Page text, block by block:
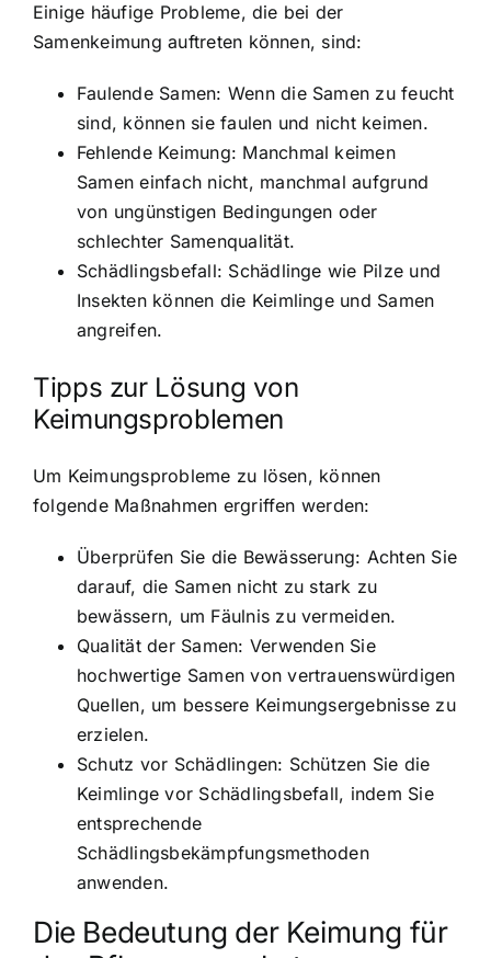
Einige häufige Probleme, die bei der
Samenkeimung auftreten können, sind:
Faulende Samen: Wenn die Samen zu feucht
sind, können sie faulen und nicht keimen.
Fehlende Keimung: Manchmal keimen
Samen einfach nicht, manchmal aufgrund
von ungünstigen Bedingungen oder
schlechter Samenqualität.
Schädlingsbefall: Schädlinge wie Pilze und
Insekten können die Keimlinge und Samen
angreifen.
Tipps zur Lösung von
Keimungsproblemen
Um Keimungsprobleme zu lösen, können
folgende Maßnahmen ergriffen werden:
Überprüfen Sie die Bewässerung: Achten Sie
darauf, die Samen nicht zu stark zu
bewässern, um Fäulnis zu vermeiden.
Qualität der Samen: Verwenden Sie
hochwertige Samen von vertrauenswürdigen
Quellen, um bessere Keimungsergebnisse zu
erzielen.
Schutz vor Schädlingen: Schützen Sie die
Keimlinge vor Schädlingsbefall, indem Sie
entsprechende
Schädlingsbekämpfungsmethoden
anwenden.
Die Bedeutung der Keimung für